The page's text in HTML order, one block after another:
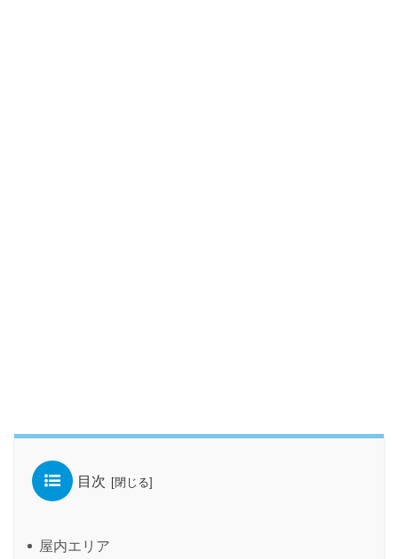
目次
屋内エリア